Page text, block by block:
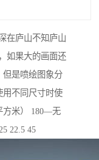
在庐山不知庐山
如果大的画面还
但是喷绘图象分
用不同尺寸时使
方米） 180—无
22.5 45